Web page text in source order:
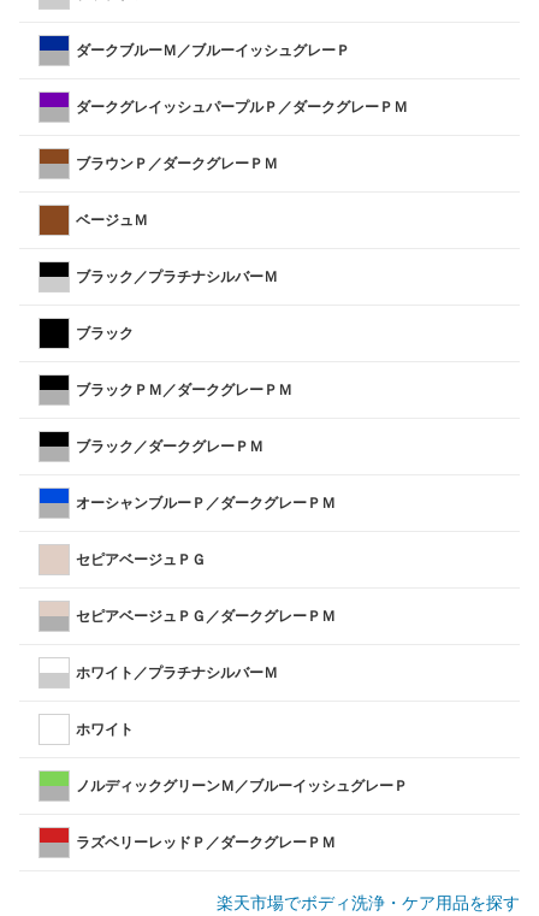
ダークブルーＭ／ブルーイッシュグレーＰ
ダークグレイッシュパープルＰ／ダークグレーＰＭ
ブラウンＰ／ダークグレーＰＭ
ベージュＭ
ブラック／プラチナシルバーＭ
ブラック
ブラックＰＭ／ダークグレーＰＭ
ブラック／ダークグレーＰＭ
オーシャンブルーＰ／ダークグレーＰＭ
セピアベージュＰＧ
セピアベージュＰＧ／ダークグレーＰＭ
ホワイト／プラチナシルバーＭ
ホワイト
ノルディックグリーンＭ／ブルーイッシュグレーＰ
ラズベリーレッドＰ／ダークグレーＰＭ
楽天市場でボディ洗浄・ケア用品を探す